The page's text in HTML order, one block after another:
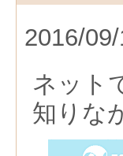
2016/
ネット
知りな